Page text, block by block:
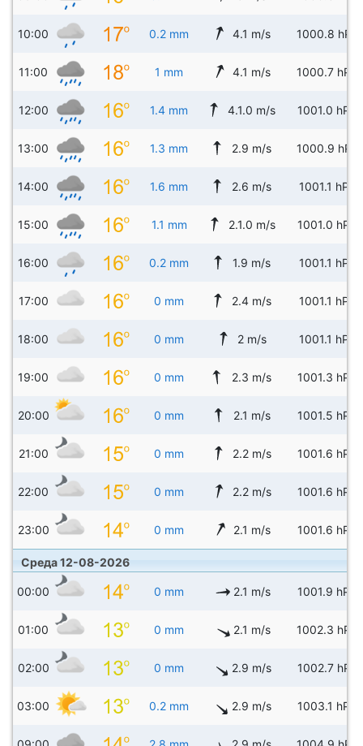
10:00 0.2 mm 4.1 m/s 1000.8 hPa
11:00 1 mm 4.1 m/s 1000.7 hPa
12:00 1.4 mm 4.1.0 m/s 1001.0 hPa
13:00 1.3 mm 2.9 m/s 1000.9 hPa
14:00 1.6 mm 2.6 m/s 1001.1 hPa
15:00 1.1 mm 2.1.0 m/s 1001.0 hPa
16:00 0.2 mm 1.9 m/s 1001.1 hPa
17:00 0 mm 2.4 m/s 1001.1 hPa
18:00 0 mm 2 m/s 1001.1 hPa
19:00 0 mm 2.3 m/s 1001.3 hPa
20:00 0 mm 2.1 m/s 1001.5 hPa
21:00 0 mm 2.2 m/s 1001.6 hPa
22:00 0 mm 2.2 m/s 1001.6 hPa
23:00 0 mm 2.1 m/s 1001.6 hPa
Среда 12-08-2026
00:00 0 mm 2.1 m/s 1001.9 hPa
01:00 0 mm 2.1 m/s 1002.3 hPa
02:00 0 mm 2.9 m/s 1002.7 hPa
03:00 0.2 mm 2.9 m/s 1003.1 hPa